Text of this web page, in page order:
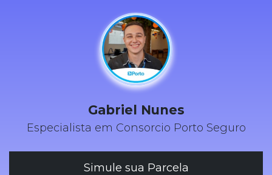
Gabriel Nunes
Especialista em Consorcio Porto Seguro
Simule sua Parcela